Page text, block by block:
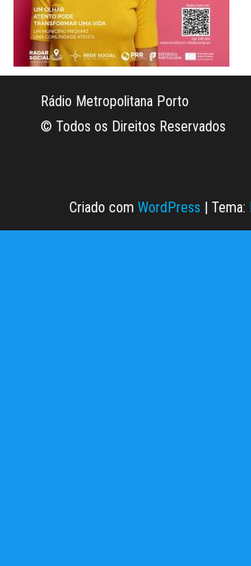
Rádio Metropolitana Porto
© Todos os Direitos Reservados
Criado com WordPress Tema: